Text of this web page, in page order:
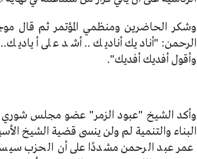
وشكر الحاضرين ومنظمي المؤتمر ثم قال
الرحمن: "أناديك أناديك .. أشد على
وأقول أفديك أفديك".
وأكد الشيخ "عبود الزمر" عضو مجلس شوري
البناء والتنمية لم ولن ينسى قضية الشيخ
عمر عبد الرحمن مشددًا على أن الحزب